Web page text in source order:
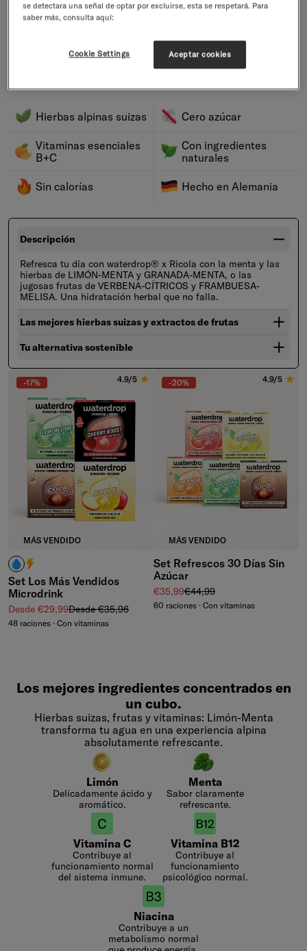
Nuestro plazo de entrega estándar es de 5 - 8 días laborables.
Hierbas alpinas suizas Cero azúcar
Vitaminas esenciales
B+C
Con ingredientes
naturales
Sin calorías Hecho en Alemania
Descripción
Refresca tu día con waterdrop® x Ricola con la menta y las
hierbas de LIMÓN-MENTA y GRANADA-MENTA, o las
jugosas frutas de VERBENA-CÍTRICOS y FRAMBUESA-
MELISA. Una hidratación herbal que no falla.
Las mejores hierbas suizas y extractos de frutas
Tu alternativa sostenible
-17%
MÁS VENDIDO
4.9/5
¿Cafeína? No la necesito.
¿Cafeína? ¡Me encanta!
Set Los Más Vendidos
Microdrink
Precio de venta
Desde €29,99Precio normal
Desde €35,96
48 raciones · Con vitaminas
-20%
MÁS VENDIDO
4.9/5
Set Refrescos 30 Días Sin
Azúcar
Precio de venta
€35,99Precio normal
€44,99
60 raciones · Con vitaminas
Los mejores ingredientes concentrados en
un cubo.
Hierbas suizas, frutas y vitaminas: Limón-Menta
transforma tu agua en una experiencia alpina
absolutamente refrescante.
Limón
Delicadamente ácido y
aromático.
Menta
Sabor claramente
refrescante.
Vitamina C
Contribuye al
funcionamiento normal
del sistema inmune.
Vitamina B12
Contribuye al
funcionamiento
psicológico normal.
Niacina
Contribuye a un
metabolismo normal
se detectara una señal de optar por excluirse, esta se respetará. Para
saber más, consulta aquí:
Aceptar cookies
Cookie Settings